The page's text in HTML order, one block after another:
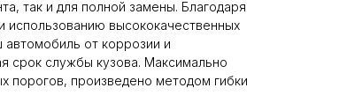
так и для полной замены. Благодаря
использованию высококачественных
от коррозии и
срок службы кузова. Максимально
порогов, произведено методом гибки